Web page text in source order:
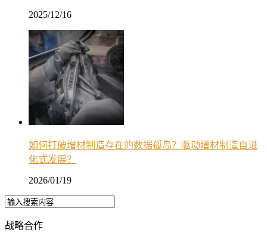
2025/12/16
如何打破增材制造存在的数据孤岛？驱动增材制造自进
化式发展？
2026/01/19
战略合作